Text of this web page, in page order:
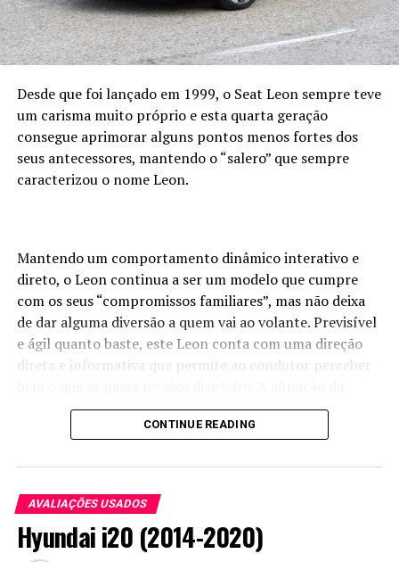
Desde que foi lançado em 1999, o Seat Leon sempre teve
um carisma muito próprio e esta quarta geração
consegue aprimorar alguns pontos menos fortes dos
seus antecessores, mantendo o “salero” que sempre
caracterizou o nome Leon.
Mantendo um comportamento dinâmico interativo e
direto, o Leon continua a ser um modelo que cumpre
com os seus “compromissos familiares”, mas não deixa
de dar alguma diversão a quem vai ao volante. Previsível
e ágil quanto baste, este Leon conta com uma direção
direta e informativa que permite ao condutor perceber
suspensão é algo firme o que o ajuda a lidar com os
troços mais sinuosos, mas já não é tão benevolente
irregularidades sentem-se no interior. No entanto, no
computo geral, o Leon oferece um bom equilíbrio já que,
mesmo com esta afinação da suspensão, ele ainda
garante um bom nível de conforto para os ocupantes.
CONTINUE READING
AVALIAÇÕES USADOS
Hyundai i20 (2014-2020)